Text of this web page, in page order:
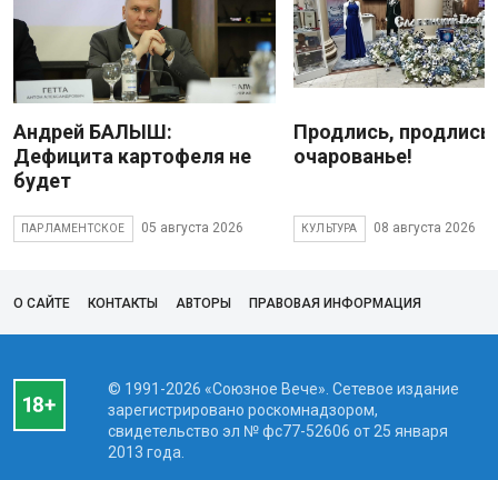
Андрей БАЛЫШ:
Дефицита картофеля не
будет
ПАРЛАМЕНТСКОЕ 05 августа 2026
Продлись, продлись
очарованье!
КУЛЬТУРА 08 августа 2026
О САЙТЕ КОНТАКТЫ АВТОРЫ ПРАВОВАЯ ИНФОРМАЦИЯ
© 1991-2026 «Союзное Вече». Сетевое издание
зарегистрировано роскомнадзором,
свидетельство эл № фc77-52606 от 25 января
2013 года.